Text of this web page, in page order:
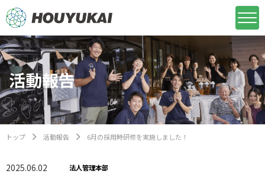
活動報告
トップ 活動報告 6月の採用時研修を実施しました！
2025.06.02 法人管理本部